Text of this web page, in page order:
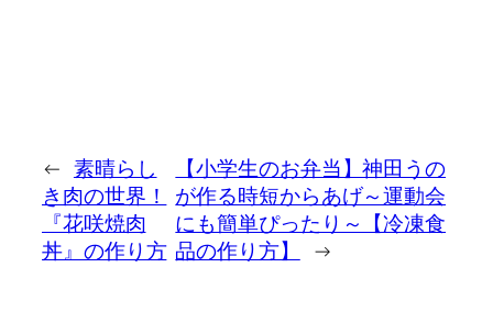
← 素晴らし
き肉の世界！
『花咲焼肉
丼』の作り方
【小学生のお弁当】神田うの
が作る時短からあげ～運動会
にも簡単ぴったり～【冷凍食
品の作り方】
→